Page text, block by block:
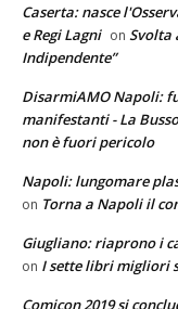
Caserta: nasce
e Regi Lagni on Svolta
Indipendente”
DisarmiAMO Napoli:
manifestanti - La
non è fuori pericolo
Napoli: lungomare
on Torna a Napoli il
Giugliano: riaprono i
on I sette libri migliori
Comicon 2019 si